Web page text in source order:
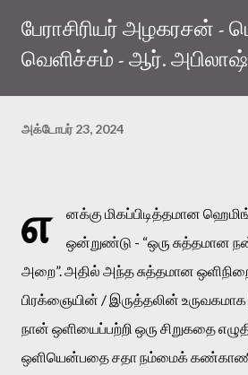
பேராசிரியர் அழகரசன்
வெளிச்சம் - ஆர். அபிலாஷ்
அக்டோபர் 23, 2024
எ
னக்கு மிகப்பிடித்தமான
ஒன்றுண்டு - “ஒரு சுத்தமான
அறை”. அதில் அந்த சுத்தமான
பிரக்ஞையின் / இருத்தலின்
நான் ஒளியைப்பற்றி ஒரு சிறுகதை
ஒளியென்பதை சதா நம்மைக்